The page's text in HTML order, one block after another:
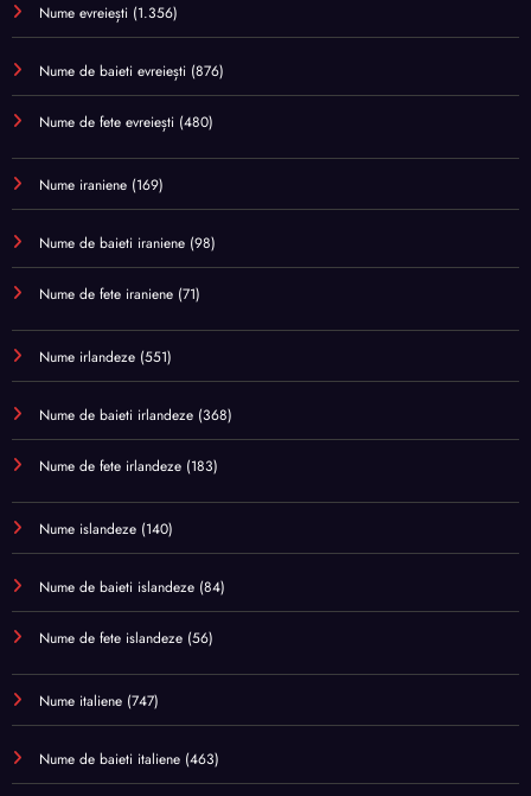
Nume evreiești (1.356)
Nume de baieti evreiești (876)
Nume de fete evreiești (480)
Nume iraniene (169)
Nume de baieti iraniene (98)
Nume de fete iraniene (71)
Nume irlandeze (551)
Nume de baieti irlandeze (368)
Nume de fete irlandeze (183)
Nume islandeze (140)
Nume de baieti islandeze (84)
Nume de fete islandeze (56)
Nume italiene (747)
Nume de baieti italiene (463)